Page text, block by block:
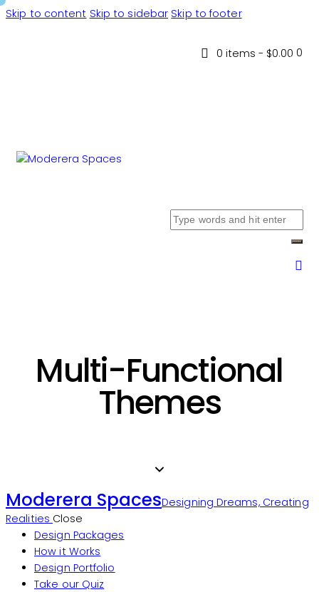
Skip to content Skip to sidebar Skip to footer
0 items - $0.00 0
Multi-Functional
Themes
Moderera SpacesDesigning Dreams, Creating
Realities Close
Design Packages
How it Works
Design Portfolio
Take our Quiz